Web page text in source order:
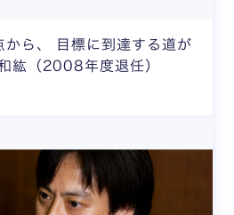
から、 目標に到達する道が
紘（2008年度退任）